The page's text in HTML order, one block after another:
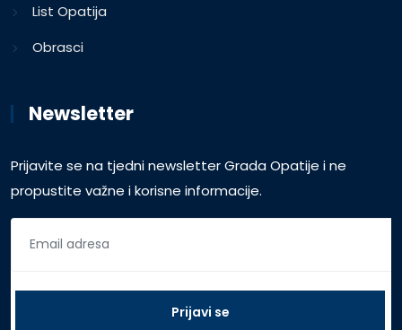
List Opatija
Obrasci
Newsletter
Prijavite se na tjedni newsletter Grada Opatije i ne
propustite važne i korisne informacije.